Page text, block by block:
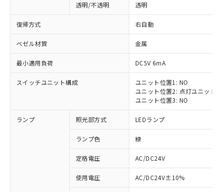
透明/不透明 透明
復帰方式 右自動
ベゼル材質 金属
最小適用負荷 DC5V 6mA
スイッチユニット構成
ユニット位置1: NO
ユニット位置2: 点灯ユニット
ユニット位置3: NO
ランプ 照光部方式 LEDランプ
ランプ色 緑
定格電圧 AC/DC24V
使用電圧 AC/DC24V±10%
※1 対応状況